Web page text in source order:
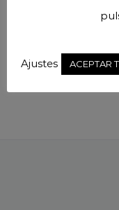
Ajustes ACEPTAR